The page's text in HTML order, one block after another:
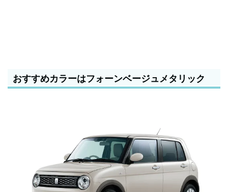
おすすめカラーはフォーンベージュメタリック